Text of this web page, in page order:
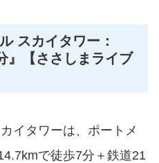
スカイタワー：
』【ささしまライブ
イタワーは、ポートメ
で徒歩7分＋鉄道21